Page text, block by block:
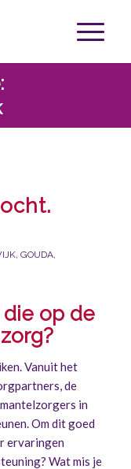
, GOUDA,
op de
Vanuit het
de
in
Om dit goed
ervaringen
Wat mis je